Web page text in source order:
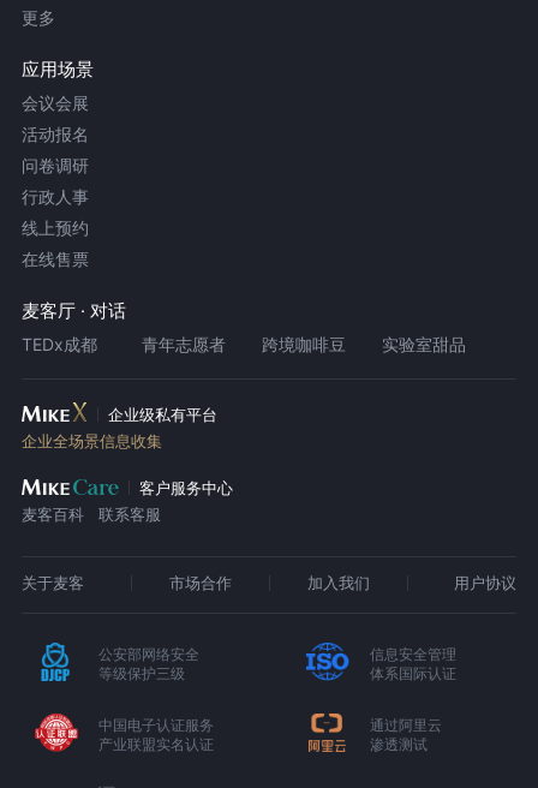
更多
应用场景
会议会展
活动报名
问卷调研
行政人事
线上预约
在线售票
麦客厅 · 对话
TEDx成都 青年志愿者 跨境咖啡豆 实验室甜品
企业级私有平台
企业全场景信息收集
客户服务中心
麦客百科
联系客服
关于麦客 市场合作 加入我们 用户协议
公安部网络安全
等级保护三级
信息安全管理
体系国际认证
中国电子认证服务
产业联盟实名认证
通过阿里云
渗透测试